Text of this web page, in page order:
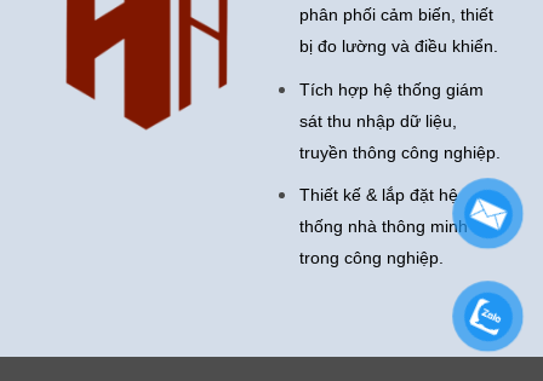
phân phối cảm biến, thiết
bị đo lường và điều khiển.
Tích hợp hệ thống giám
sát thu nhập dữ liệu,
truyền thông công nghiệp.
Thiết kế & lắp đặt hệ
thống nhà thông minh
trong công nghiệp.